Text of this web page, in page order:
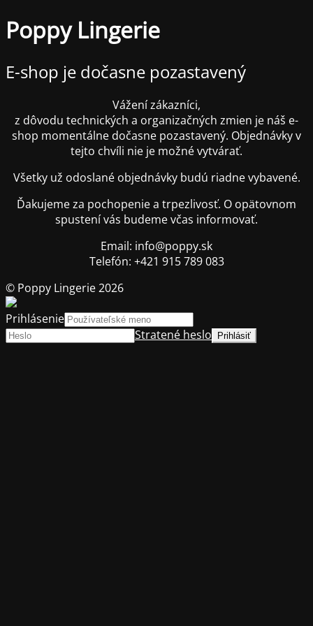
Poppy Lingerie
E-shop je dočasne pozastavený
Vážení zákazníci,
z dôvodu technických a organizačných zmien je náš e-
shop momentálne dočasne pozastavený. Objednávky v
tejto chvíli nie je možné vytvárať.
Všetky už odoslané objednávky budú riadne vybavené.
Ďakujeme za pochopenie a trpezlivosť. O opätovnom
spustení vás budeme včas informovať.
Email: info@poppy.sk
Telefón: +421 915 789 083
© Poppy Lingerie 2026
Prihlásenie
Stratené heslo